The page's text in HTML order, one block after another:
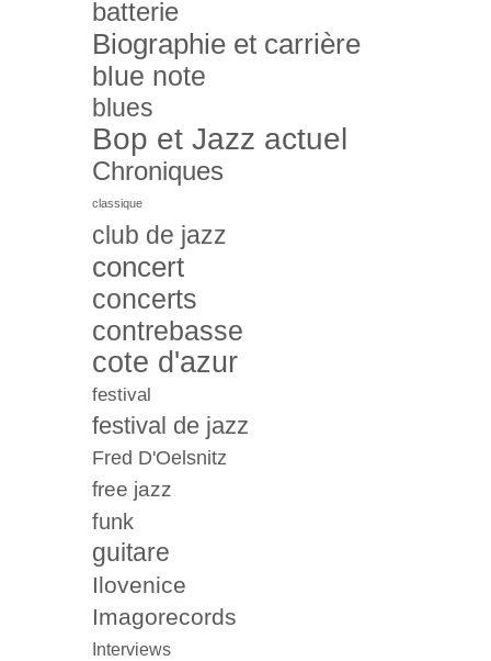
batterie
Biographie et carrière
blue note
blues
Bop et Jazz actuel
Chroniques
classique
club de jazz
concert
concerts
contrebasse
cote d'azur
festival
festival de jazz
Fred D'Oelsnitz
free jazz
funk
guitare
Ilovenice
Imagorecords
Interviews